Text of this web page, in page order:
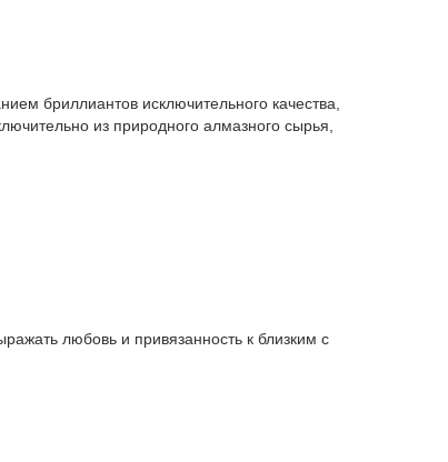
бриллиантов исключительного качества,
из природного алмазного сырья,
любовь и привязанность к близким с